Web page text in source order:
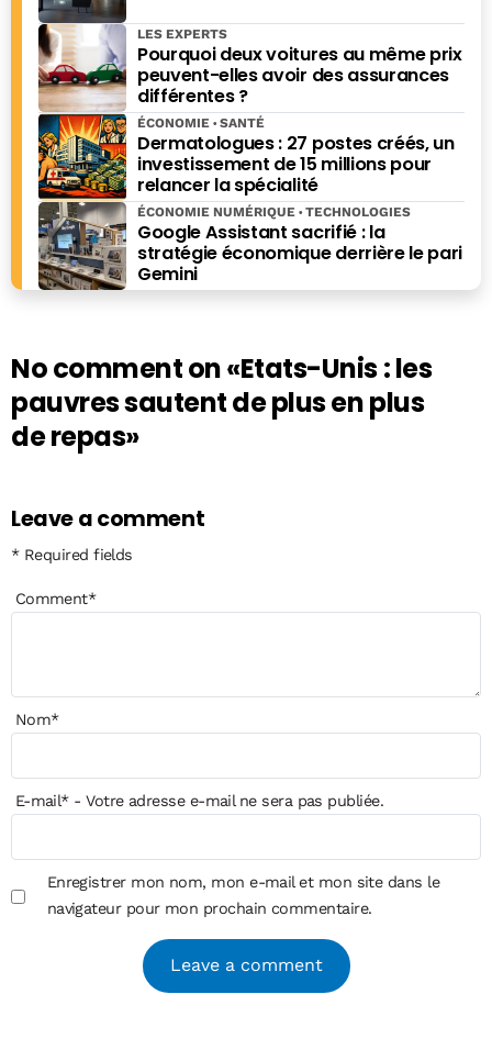
Pourquoi deux voitures au même prix
peuvent-elles avoir des assurances
différentes ?
LES EXPERTS
Dermatologues : 27 postes créés, un
investissement de 15 millions pour
relancer la spécialité
ÉCONOMIE SANTÉ
Google Assistant sacrifié : la
stratégie économique derrière le pari
Gemini
ÉCONOMIE NUMÉRIQUE TECHNOLOGIES
No comment on«Etats-Unis : les
pauvres sautent de plus en plus
de repas»
Leave a comment
* Required fields
Comment*
Nom*
E-mail*- Votre adresse e-mail ne sera pas publiée.
Enregistrer mon nom, mon e-mail et mon site dans le
navigateur pour mon prochain commentaire.